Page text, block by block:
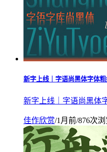
新字上线｜字语尚黑体字体
新字上线｜字语尚黑体
佳作欣赏/1月前/876次浏